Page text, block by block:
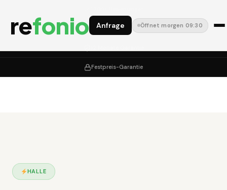
refonio Anfrage Öffnet morgen 09:30
Kostenlose Vor-Ort-Diagnose
Festpreis-Garantie
HALLE